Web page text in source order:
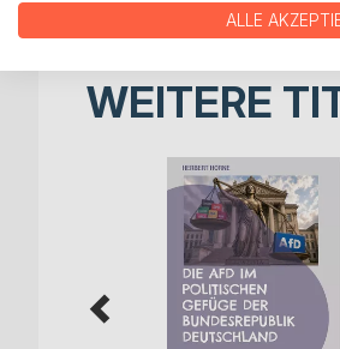
WEITERE
ALLE